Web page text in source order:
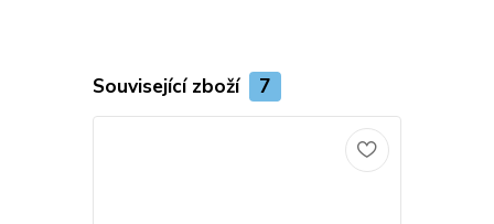
Související zboží 7